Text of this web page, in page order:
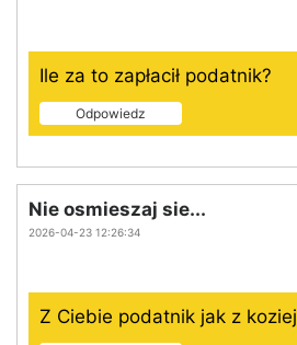
Ile za to zapłacił podatnik?
Odpowiedz
Nie osmieszaj sie...
2026-04-23 12:26:34
Z Ciebie podatnik jak z